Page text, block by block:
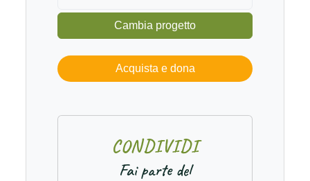
Cambia progetto
Acquista e dona
CONDIVIDI
Fai parte del